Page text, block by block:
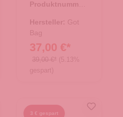
bass
Produktnummer:
Hersteller: Got
Bag
37,00 €*
39,00 €* (5.13%
gespart)
3 € gespart